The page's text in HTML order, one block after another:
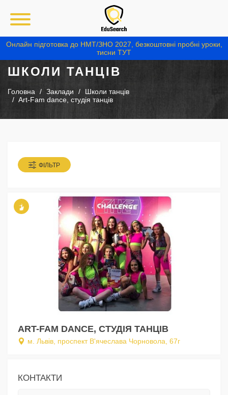
Онлайн підготовка до НМТ/ЗНО 2027, безкоштовні пробні уроки,
тисни ТУТ
ШКОЛИ ТАНЦІВ
Головна Заклади
Школи танців
Art-Fam dance, студія танців
ФІЛЬТР
ART-FAM DANCE, СТУДІЯ ТАНЦІВ
м. Львів, проспект В'ячеслава Чорновола, 67г
КОНТАКТИ